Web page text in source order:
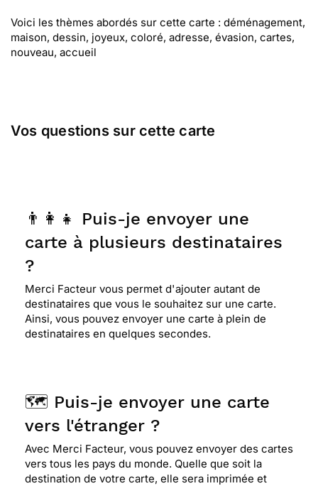
Voici les thèmes abordés sur cette carte : déménagement,
maison, dessin, joyeux, coloré, adresse, évasion, cartes,
nouveau, accueil
Vos questions sur cette carte
👨‍👩‍👧 Puis-je envoyer une
carte à plusieurs destinataires
?
Merci Facteur vous permet d'ajouter autant de
destinataires que vous le souhaitez sur une carte.
Ainsi, vous pouvez envoyer une carte à plein de
destinataires en quelques secondes.
🗺️ Puis-je envoyer une carte
vers l'étranger ?
Avec Merci Facteur, vous pouvez envoyer des cartes
vers tous les pays du monde. Quelle que soit la
destination de votre carte, elle sera imprimée et